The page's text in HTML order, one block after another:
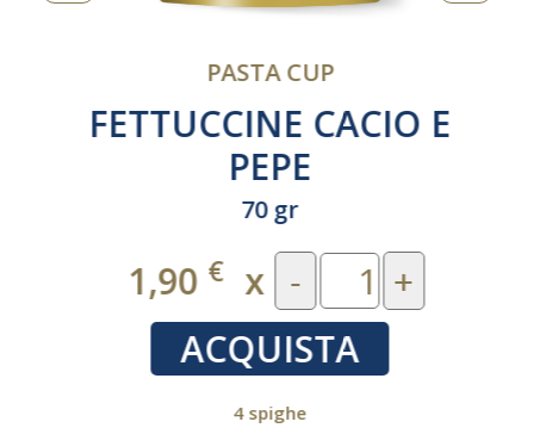
PASTA CUP
FETTUCCINE CACIO E
PEPE
70 gr
1,90 € x -
+
ACQUISTA
4 spighe